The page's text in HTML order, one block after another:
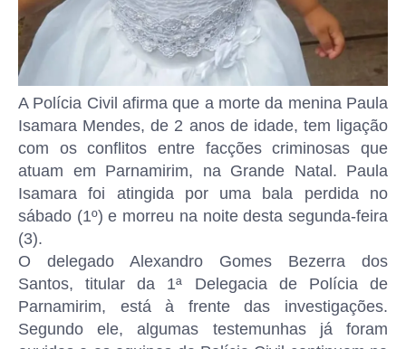
A Polícia Civil afirma que a morte da menina Paula
Isamara Mendes, de 2 anos de idade, tem ligação
com os conflitos entre facções criminosas que
atuam em Parnamirim, na Grande Natal. Paula
Isamara foi atingida por uma bala perdida no
sábado (1º) e morreu na noite desta segunda-feira
(3).
O delegado Alexandro Gomes Bezerra dos
Santos, titular da 1ª Delegacia de Polícia de
Parnamirim, está à frente das investigações.
Segundo ele, algumas testemunhas já foram